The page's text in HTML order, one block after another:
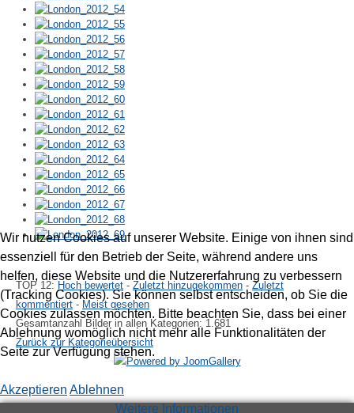
TOP 12: Hoch bewertet - Zuletzt hinzugekommen - Zuletzt
kommentiert - Meist gesehen
Gesamtanzahl Bilder in allen Kategorien: 1.681
Zurück zur Kategorieübersicht
Wir nutzen Cookies auf unserer Website. Einige von ihnen sind
essenziell für den Betrieb der Seite, während andere uns
helfen, diese Website und die Nutzererfahrung zu verbessern
(Tracking Cookies). Sie können selbst entscheiden, ob Sie die
Cookies zulassen möchten. Bitte beachten Sie, dass bei einer
Ablehnung womöglich nicht mehr alle Funktionalitäten der
Seite zur Verfügung stehen.
Akzeptieren Ablehnen
Weitere Informationen